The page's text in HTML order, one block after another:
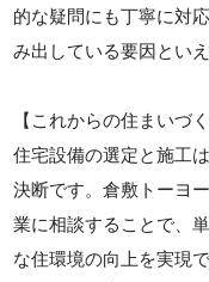
的な疑問にも丁寧に対
み出している要因とい
【これからの住まいづ
住宅設備の選定と施工
決断です。倉敷トーヨ
業に相談することで、
な住環境の向上を実現